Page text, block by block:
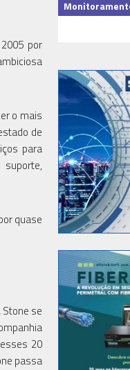
por
o mais
de
para
quase
se
20
passa